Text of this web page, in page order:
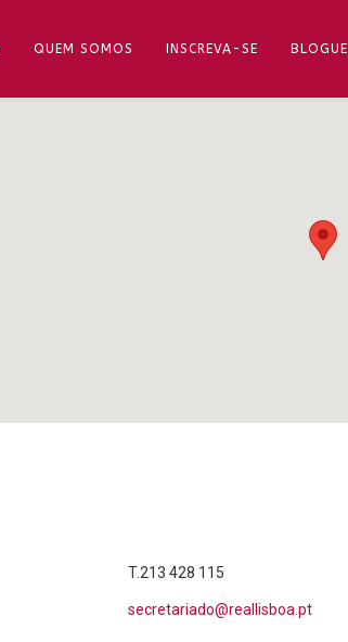
QUEM SOMOS INSCREVA-SE BLOGUE
T.213 428 115
secretariado@reallisboa.pt